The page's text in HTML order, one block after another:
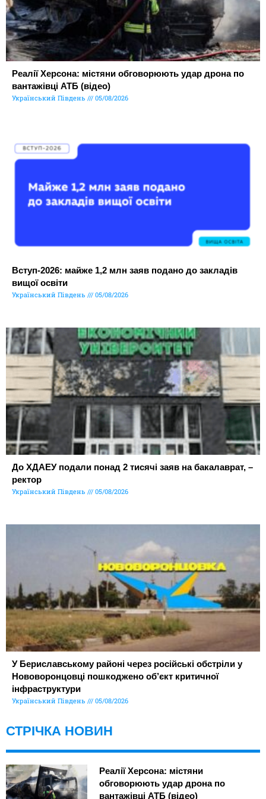
Реалії Херсона: містяни обговорюють удар дрона по
вантажівці АТБ (відео)
Український Південь 05/08/2026
Вступ-2026: майже 1,2 млн заяв подано до закладів
вищої освіти
Український Південь 05/08/2026
До ХДАЕУ подали понад 2 тисячі заяв на бакалаврат, –
ректор
Український Південь 05/08/2026
У Бериславському районі через російські обстріли у
Нововоронцовці пошкоджено об’єкт критичної
інфраструктури
Український Південь 05/08/2026
СТРІЧКА НОВИН
Реалії Херсона: містяни
обговорюють удар дрона по
вантажівці АТБ (відео)